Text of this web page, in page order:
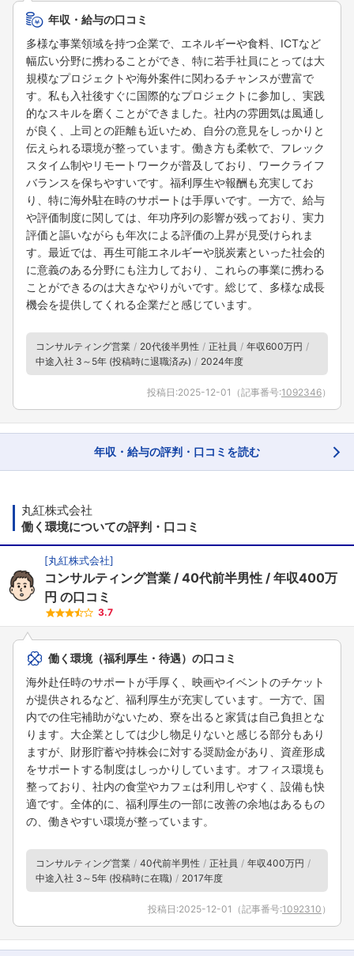
年収・給与の口コミ
多様な事業領域を持つ企業で、エネルギーや食料、ICTなど
幅広い分野に携わることができ、特に若手社員にとっては大
規模なプロジェクトや海外案件に関わるチャンスが豊富で
す。私も入社後すぐに国際的なプロジェクトに参加し、実践
的なスキルを磨くことができました。社内の雰囲気は風通し
が良く、上司との距離も近いため、自分の意見をしっかりと
伝えられる環境が整っています。働き方も柔軟で、フレック
スタイム制やリモートワークが普及しており、ワークライフ
バランスを保ちやすいです。福利厚生や報酬も充実してお
り、特に海外駐在時のサポートは手厚いです。一方で、給与
や評価制度に関しては、年功序列の影響が残っており、実力
評価と謳いながらも年次による評価の上昇が見受けられま
す。最近では、再生可能エネルギーや脱炭素といった社会的
に意義のある分野にも注力しており、これらの事業に携わる
ことができるのは大きなやりがいです。総じて、多様な成長
機会を提供してくれる企業だと感じています。
コンサルティング営業 20代後半男性 正社員
年収600万円
中途入社 3～5年 (投稿時に退職済み)
2024年度
投稿日:2025-12-01 （記事番号:1092346）
年収・給与の評判・口コミを読む
丸紅株式会社
働く環境についての評判・口コミ
[丸紅株式会社]
コンサルティング営業 40代前半男性
年収400万
円 の口コミ
3.7
働く環境（福利厚生・待遇）の口コミ
海外赴任時のサポートが手厚く、映画やイベントのチケット
が提供されるなど、福利厚生が充実しています。一方で、国
内での住宅補助がないため、寮を出ると家賃は自己負担とな
ります。大企業としては少し物足りないと感じる部分もあり
ますが、財形貯蓄や持株会に対する奨励金があり、資産形成
をサポートする制度はしっかりしています。オフィス環境も
整っており、社内の食堂やカフェは利用しやすく、設備も快
適です。全体的に、福利厚生の一部に改善の余地はあるもの
の、働きやすい環境が整っています。
コンサルティング営業 40代前半男性 正社員
年収400万円
中途入社 3～5年 (投稿時に在職)
2017年度
投稿日:2025-12-01 （記事番号:1092310 ）